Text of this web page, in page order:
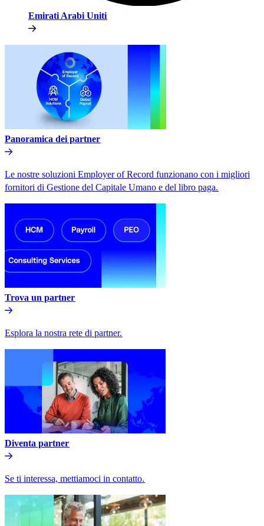
Emirati Arabi Uniti​​
Panoramica dei partner​​
Le nostre soluzioni Employer of Record funzionano con i migliori
fornitori di Gestione del Capitale Umano e del libro paga.​​
Trova un partner​​
Esplora la nostra rete di partner.​​
Diventa partner​​
Se ti interessa, mettiamoci in contatto.​​